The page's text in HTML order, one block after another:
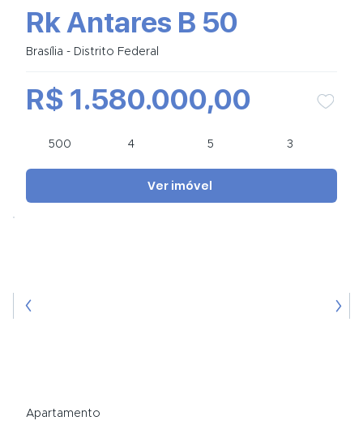
Rk Antares B 50
Brasília - Distrito Federal
500 4 5 3
R$ 1.580.000,00
Ver imóvel
Apartamento